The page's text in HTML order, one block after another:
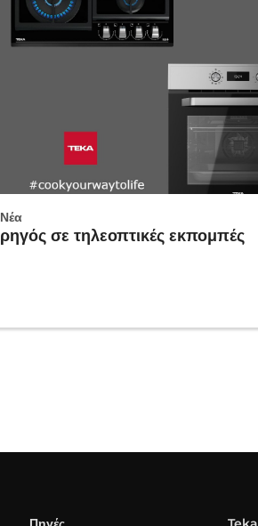
Νέα
σε τηλεοπτικές εκπομπές